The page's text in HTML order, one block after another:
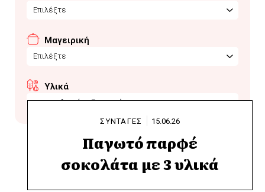
Επιλέξτε
Μαγειρική
Επιλέξτε
Υλικά
καραμελωμένο ζαχαρούχο
ΣΥΝΤΑΓΕΣ 15.06.26
Παγωτό παρφέ
σοκολάτα με 3 υλικά